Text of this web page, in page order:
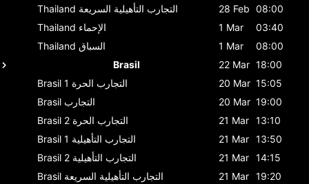
Thailand التجارب التأهيلية السريعة 28 Feb 08:00
Thailand الإحماء 1 Mar
03:40
Thailand السباق 1 Mar
08:00
Brasil
22 Mar 18:00
Brasil
التجارب الحرة 1 20 Mar 15:05
Brasil التجارب 20 Mar 19:00
Brasil
التجارب الحرة 2 21 Mar 13:10
Brasil
التجارب التأهيلية 1 21 Mar 13:50
Brasil
التجارب التأهيلية 2 21 Mar 14:15
Brasil التجارب التأهيلية السريعة 21 Mar 19:20